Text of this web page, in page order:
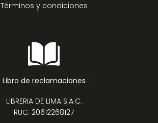
Términos y condiciones
Libro de reclamaciones
LIBRERIA DE LIMA S.A.C.
RUC: 20612268127